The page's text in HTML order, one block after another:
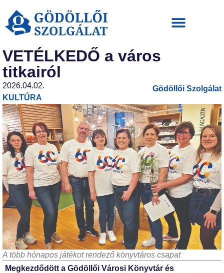
VETÉLKEDŐ a város
titkairól
2026.04.02.
KULTÚRA
Gödöllői Szolgálat
A több hónapos játékot rendező könyvtáros csapat
Megkezdődött a Gödöllői Városi Könyvtár és